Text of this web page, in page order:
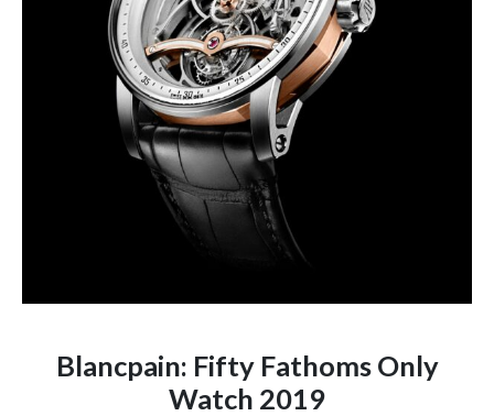
Blancpain: Fifty Fathoms Only
Watch 2019